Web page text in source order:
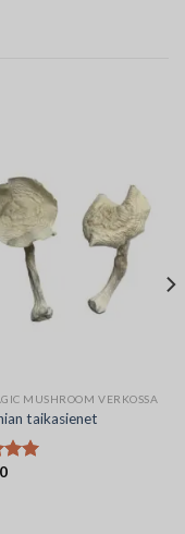
MUSHROOM VERKOSSA
taikasienet